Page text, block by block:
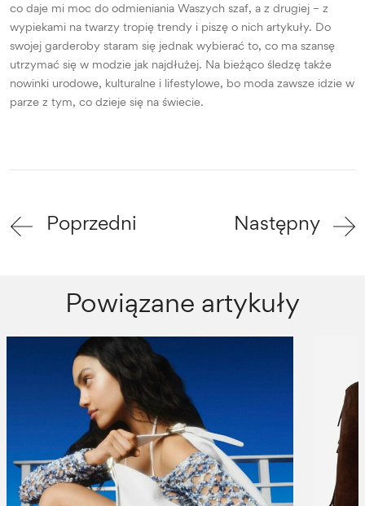
co daje mi moc do odmieniania Waszych szaf, a z drugiej – z
wypiekami na twarzy tropię trendy i piszę o nich artykuły. Do
swojej garderoby staram się jednak wybierać to, co ma szansę
utrzymać się w modzie jak najdłużej. Na bieżąco śledzę także
nowinki urodowe, kulturalne i lifestylowe, bo moda zawsze idzie w
parze z tym, co dzieje się na świecie.
Poprzedni Następny
Powiązane artykuły